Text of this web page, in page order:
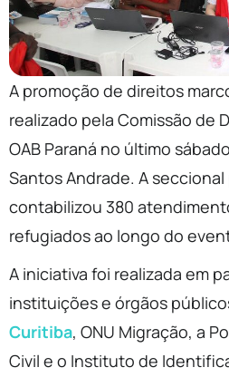
A promoção de direitos
realizado pela Comissão de
OAB Paraná no último
Santos Andrade. A
contabilizou 380
refugiados ao longo do
A iniciativa foi realizada em
instituições e órgãos
Curitiba, ONU Migração, a
Civil e o Instituto de